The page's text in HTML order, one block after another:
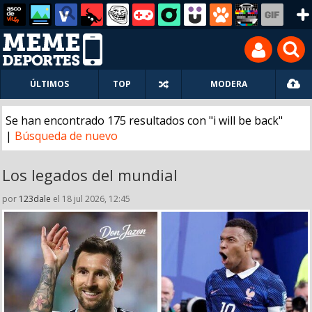
ÚLTIMOS TOP MODERA
Se han encontrado 175 resultados con "i will be back"
| Búsqueda de nuevo
Los legados del mundial
por 123dale el 18 jul 2026, 12:45